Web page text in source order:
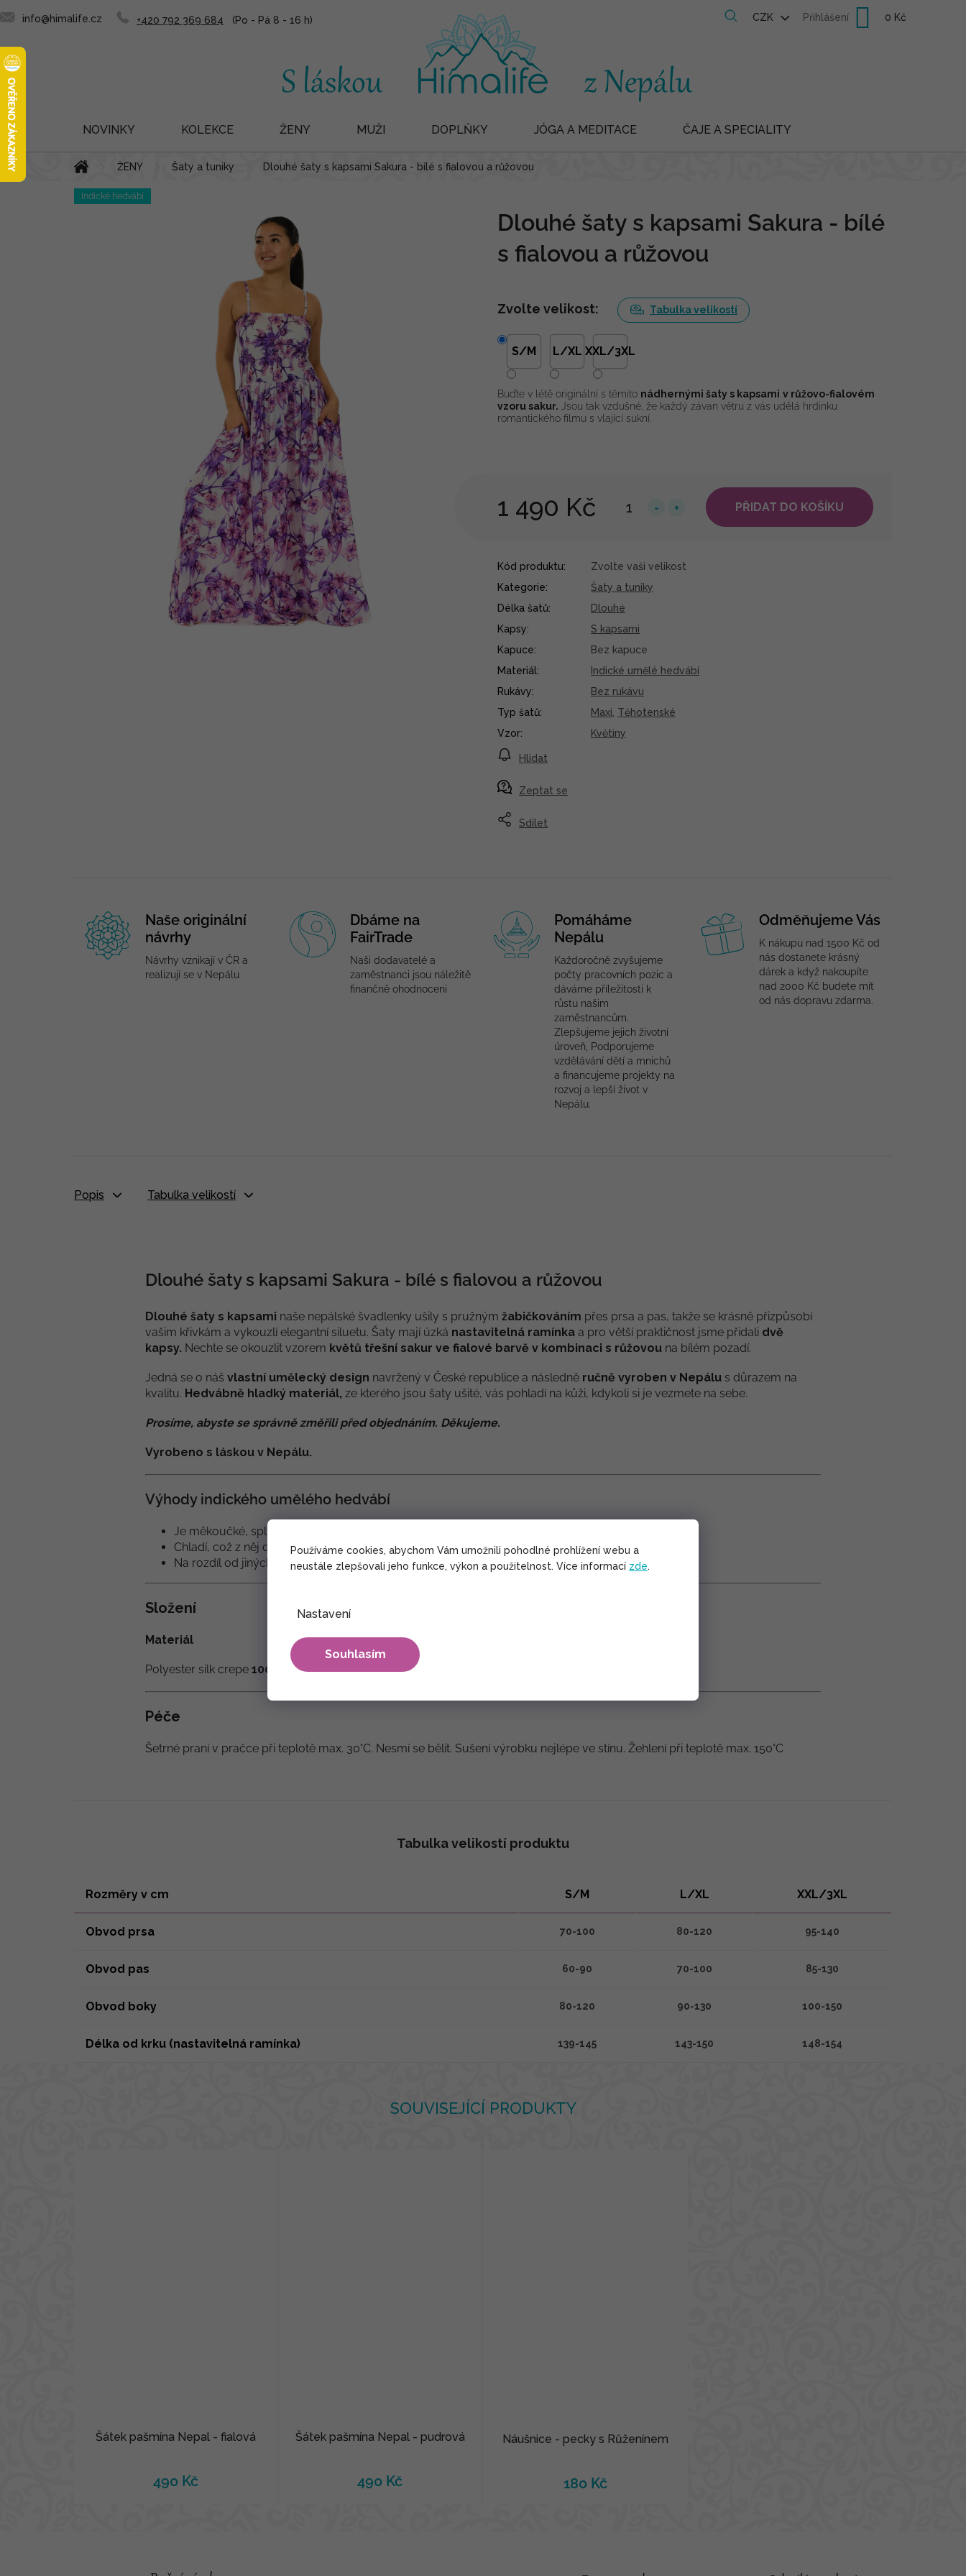
Používáme cookies, abychom Vám umožnili pohodlné prohlížení webu a
neustále zlepšovali jeho funkce, výkon a použitelnost. Více informací zde.
Nastavení
Souhlasím
Přejít
na
obsah
+420 792 369 684
info@himalife.cz CZK Přihlášení
Nákupní
NOVINKY KOLEKCE ŽENY MUŽI DOPLŇKY JÓGA A MEDITACE ČAJE A SPECIALITY
Domů ŽENY Šaty a tuniky Dlouhé šaty s kapsami Sakura - bílé s fialovou a růžovou
Indické hedvábí
Dlouhé šaty s kapsami Sakura - bílé
s fialovou a růžovou
1 490 Kč PŘIDAT DO KOŠÍKU
Zvolte velikost: Tabulka velikostí
S/M L/XL XXL/3XL
Buďte v létě originální s těmito nádhernými šaty s kapsami v růžovo-fialovém
vzoru sakur. Jsou tak vzdušné, že každý závan větru z vás udělá hrdinku
romantického filmu s vlající sukní.
Zeptat se
Hlídat
Sdílet
Kód produktu:
Zvolte vaši velikost
Kategorie:
Šaty a tuniky
Délka šatů:
Dlouhé
Kapsy:
S kapsami
Kapuce:
Bez kapuce
Materiál:
Indické umělé hedvábí
Rukávy:
Bez rukávu
Typ šatů: Maxi Těhotenské
Vzor: Květiny
SOUVISEJÍCÍ PRODUKTY
Šátek pašmína Nepal - fialová
490 Kč
Šátek pašmína Nepal - pudrová
490 Kč
Náušnice - pecky s Růženínem
180 Kč
Naše originální
návrhy
Návrhy vznikají v ČR a
realizují se v Nepálu
Dbáme na
FairTrade
Naši dodavatelé a
zaměstnanci jsou náležitě
finančně ohodnoceni
Pomáháme
Nepálu
Každoročně zvyšujeme
počty pracovních pozic a
dáváme příležitosti k
růstu našim
zaměstnancům.
Zlepšujeme jejich životní
úroveň, Podporujeme
vzdělávání dětí a mnichů
a financujeme projekty na
rozvoj a lepší život v
Nepálu.
Odměňujeme Vás
K nákupu nad 1500 Kč od
nás dostanete krásný
dárek a když nakoupíte
nad 2000 Kč budete mít
od nás dopravu zdarma.
Popis Tabulka velikostí
Dlouhé šaty s kapsami Sakura - bílé s fialovou a růžovou
Dlouhé šaty s kapsami naše nepálské švadlenky ušily s pružným žabičkováním přes prsa a pas, takže se krásně přizpůsobí
vašim křivkám a vykouzlí elegantní siluetu. Šaty mají úzká nastavitelná ramínka a pro větší praktičnost jsme přidali dvě
kapsy. Nechte se okouzlit vzorem květů třešní sakur ve fialové barvě v kombinaci s růžovou na bílém pozadí.
Jedná se o náš vlastní umělecký design navržený v České republice a následně ručně vyroben v Nepálu s důrazem na
kvalitu. Hedvábně hladký materiál, ze kterého jsou šaty ušité, vás pohladí na kůži, kdykoli si je vezmete na sebe.
Prosíme, abyste se správně změřili před objednáním. Děkujeme.
Vyrobeno s láskou v Nepálu.
Výhody indického umělého hedvábí
Je měkoučké, splývavé, a tedy velmi příjemné na nošení. Ve vánku navíc krásně vlaje.
Chladí, což z něj dělá ideální materiál do letních veder.
Na rozdíl od jiných materiálů se na něm netvoří žmolky.
Složení
Materiál
Polyester silk crepe 100 % - tzv. indické umělé hedvábí
Péče
Šetrné praní v pračce při teplotě max. 30°C. Nesmí se bělit. Sušení výrobku nejlépe ve stínu. Žehlení při teplotě max. 150°C
Tabulka velikostí produktu
Rozměry v cm S/M L/XL XXL/3XL
Obvod prsa 70-100 80-120 95-140
Obvod pas 60-90 70-100 85-130
Obvod boky 80-120 90-130 100-150
Délka od krku (nastavitelná ramínka) 139-145 143-150 148-154